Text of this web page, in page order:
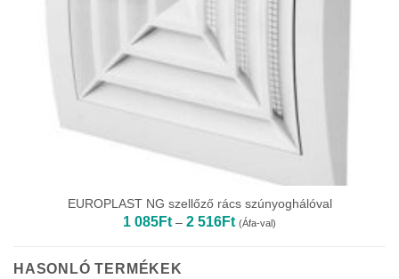
EUROPLAST NG szellőző rács szúnyoghálóval
1 085Ft – 2 516FtÁrtartomány:
1
(Áfa-val)
HASONLÓ TERMÉKEK